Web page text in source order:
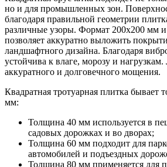
но и для промышленных зон.
благодаря правильной геометрии
различные узоры. Формат 200х200 мм
позволяет аккуратно выложить
ландшафтного дизайна. Благодаря
устойчива к влаге, морозу и
аккуратного и долговечного мощения.
Квадратная тротуарная плитка бывает
мм:
Толщина 40 мм используется в
садовых дорожках и во дворах;
Толщина 60 мм подходит для
автомобилей и подъездных
Толщина 80 мм применяется для